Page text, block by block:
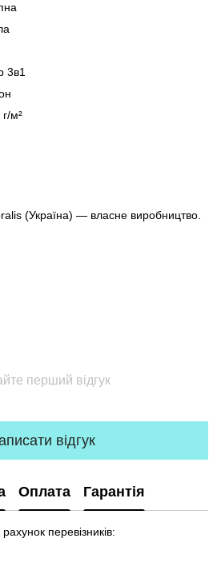
3в1
м²
(Україна) — власне виробництво.
перший відгук
відгук
Оплата Гарантія
перевізників: